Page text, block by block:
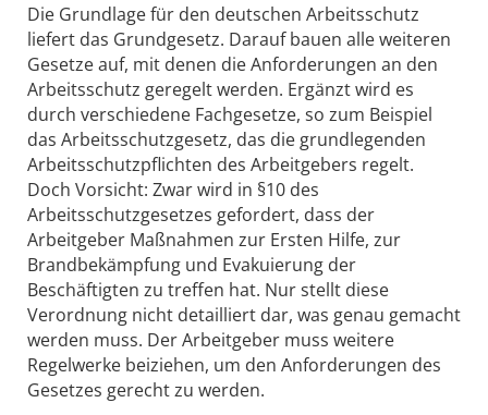
Die Grundlage für den deutschen Arbeitsschutz
liefert das Grundgesetz. Darauf bauen alle weiteren
Gesetze auf, mit denen die Anforderungen an den
Arbeitsschutz geregelt werden. Ergänzt wird es
durch verschiedene Fachgesetze, so zum Beispiel
das Arbeitsschutzgesetz, das die grundlegenden
Arbeitsschutzpflichten des Arbeitgebers regelt.
Doch Vorsicht: Zwar wird in §10 des
Arbeitsschutzgesetzes gefordert, dass der
Arbeitgeber Maßnahmen zur Ersten Hilfe, zur
Brandbekämpfung und Evakuierung der
Beschäftigten zu treffen hat. Nur stellt diese
Verordnung nicht detailliert dar, was genau gemacht
werden muss. Der Arbeitgeber muss weitere
Regelwerke beiziehen, um den Anforderungen des
Gesetzes gerecht zu werden.